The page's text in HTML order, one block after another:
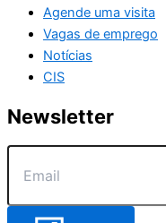
Agende uma visita
Vagas de emprego
Notícias
CIS
Newsletter